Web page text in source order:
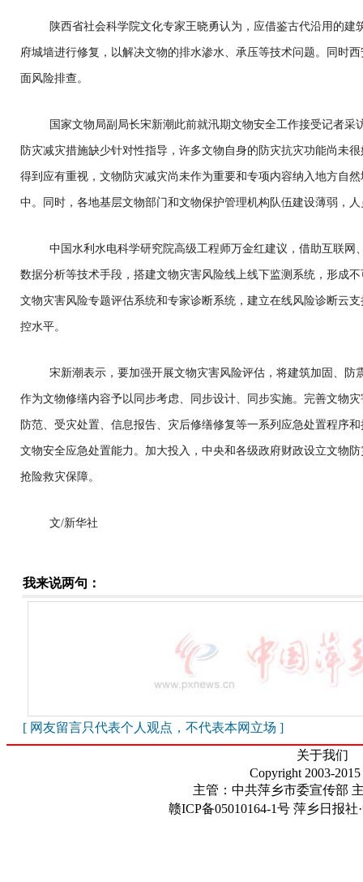
陕西省社会科学院文化专家王晓勇认为，应借鉴古代沿用的
府城墙进行修复，以解决文物的排水渗水、承压等技术问题。同时
面风险排查。
国家文物局副局长宋新潮此前就汛期文物安全工作接受记者
防灾减灾措施缺少针对性指导，许多文物自身的防灾抗灾功能尚未
得到应有重视，文物防灾减灾尚未作为重要和专项内容纳入地方自
中。同时，各地基层文物部门和文物保护管理机构队伍建设薄弱，
中国水利水电科学研究院高级工程师万金红建议，借助互联网
数据分析等技术手段，搭建文物灾害风险线上线下监测系统，形成
文物灾害风险专题评估系统和专家诊断系统，建立在线风险诊断云
控水平。
宋新潮表示，要加强开展文物灾害风险评估，将建筑加固、防
作为文物修缮内容予以同步考虑、同步设计、同步实施。完善文物
防范、受灾处置、信息报告、灾后修缮修复等一系列应急处置程序
文物安全应急处置能力。加大投入，中央和各级政府财政设立文物
抢险救灾保障。
文/新华社
我来说两句：
[ 网友留言只代表个人观点，不代表本网立场 ]
关于我们
Copyright 2003-
主管：中共萍乡市委宣传部
赣ICP备05010164-1号 萍乡日报社